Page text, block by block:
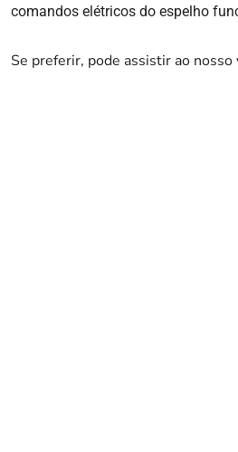
comandos elétricos do espelho
Se preferir, pode assistir ao